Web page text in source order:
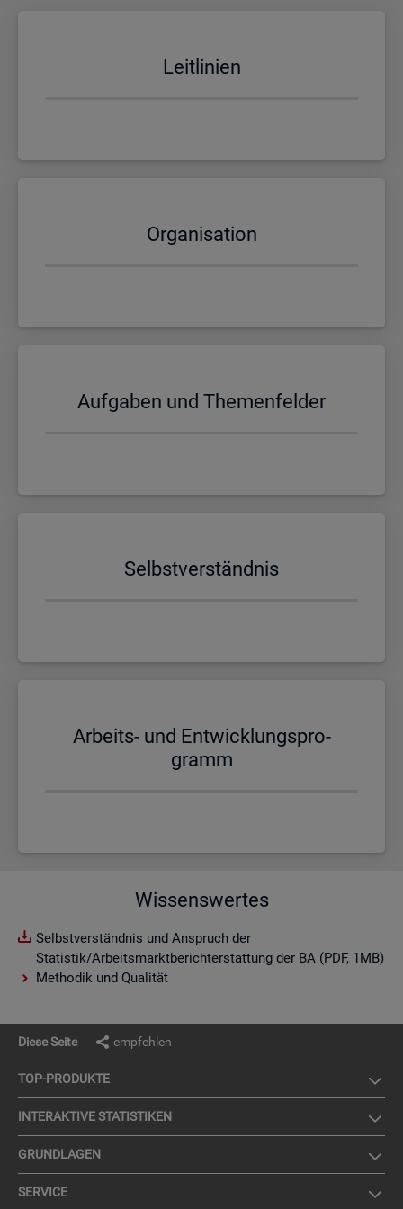
Leit­li­ni­en
Or­ga­ni­sa­ti­on
Auf­ga­ben und The­men­fel­der
Selbst­ver­ständ­nis
Ar­beits- und Ent­wick­lungs­pro­
gramm
Wissenswertes
Selbstverständnis und Anspruch der
Statistik/Arbeitsmarktberichterstattung der BA (PDF, 1MB)
Methodik und Qualität
Diese Seite empfehlen
TOP-PRO­DUK­TE
IN­TER­AK­TI­VE STA­TIS­TI­KEN
GRUND­LA­GEN
SER­VICE